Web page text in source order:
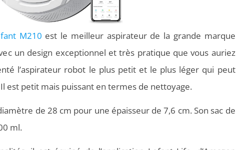
M210 est le meilleur aspirateur de la grande marque
un design exceptionnel et très pratique que vous auriez
l’aspirateur robot le plus petit et le plus léger qui peut
est petit mais puissant en termes de nettoyage.
de 28 cm pour une épaisseur de 7,6 cm. Son sac de
ml.